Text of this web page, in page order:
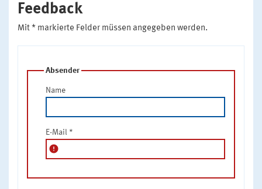
Feedback
Mit * markierte Felder müssen angegeben werden.
Absender
Name
E-Mail *
error